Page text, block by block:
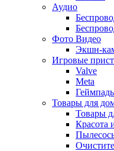
Аудио
Фото Видео
Экшн-
Игровые
Valve
Meta
Товары для
Товары
Красота